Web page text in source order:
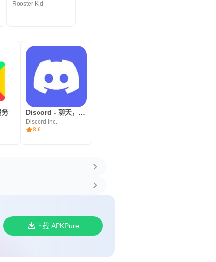
Rooster Kid
Discord - 聊天，游戏，消磨时光
Discord Inc.
8.6
下载 APKPure